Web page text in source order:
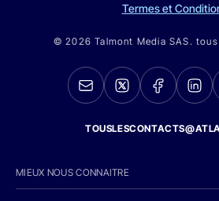
Termes et
© 2026 Talmont Media SAS.
MIEUX NOUS CONNAITRE